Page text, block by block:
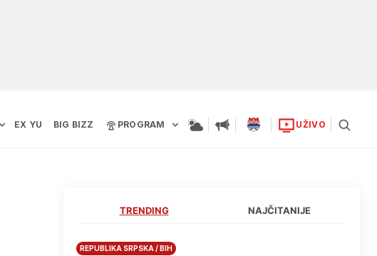
EX YU BIG BIZZ PROGRAM UŽIVO
TRENDING NAJČITANIJE
REPUBLIKA SRPSKA / BIH